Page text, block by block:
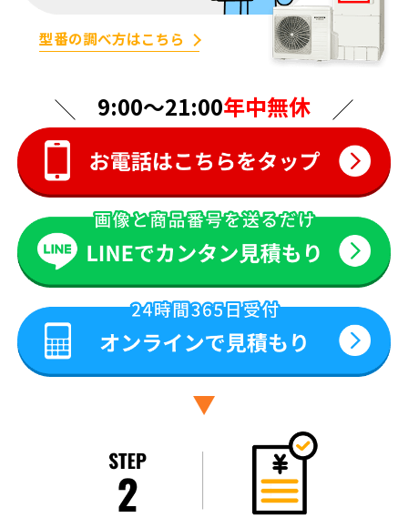
型番の調べ方はこちら
9:00〜21:00年中無休